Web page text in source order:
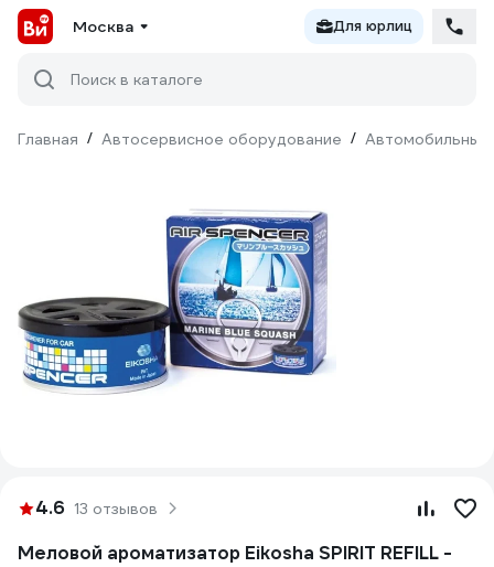
Москва Для юрлиц
Поиск в каталоге
Главная / Автосервисное оборудование / Автомобильные
4.6 13 отзывов
Меловой ароматизатор Eikosha SPIRIT REFILL -